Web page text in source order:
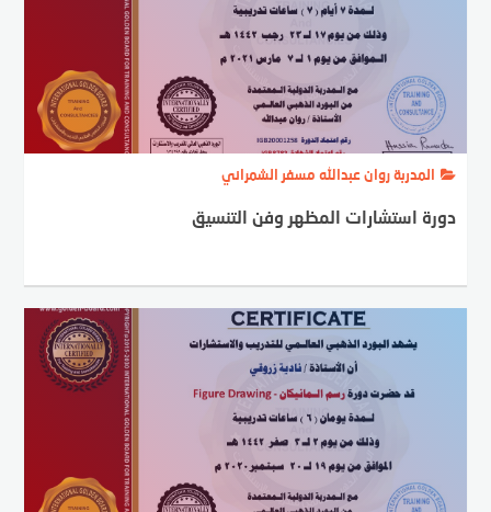
المدربة روان عبدالله مسفر الشمراني
دورة استشارات المظهر وفن التنسيق